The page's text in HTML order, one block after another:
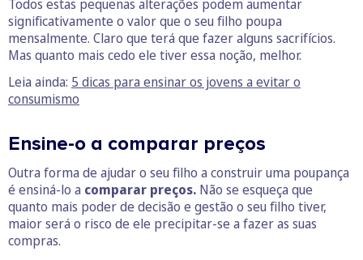
Todos estas pequenas alterações podem aumentar
significativamente o valor que o seu filho poupa
mensalmente. Claro que terá que fazer alguns sacrifícios.
Mas quanto mais cedo ele tiver essa noção, melhor.
Leia ainda: 5 dicas para ensinar os jovens a evitar o
consumismo
Ensine-o a comparar preços
Outra forma de ajudar o seu filho a construir uma poupança
é ensiná-lo a comparar preços. Não se esqueça que
quanto mais poder de decisão e gestão o seu filho tiver,
maior será o risco de ele precipitar-se a fazer as suas
compras.